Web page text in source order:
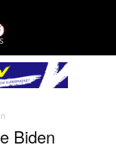
Biden